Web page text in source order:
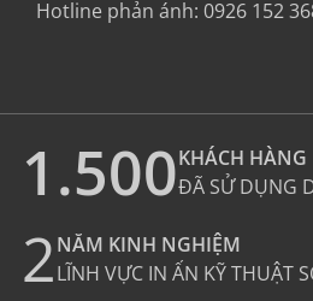
Hotline phản ánh: 0926 152
1.500KHÁCH HÀNG
ĐÃ SỬ DỤNG
2NĂM KINH NGHIỆM
LĨNH VỰC IN ẤN KỸ THUẬT